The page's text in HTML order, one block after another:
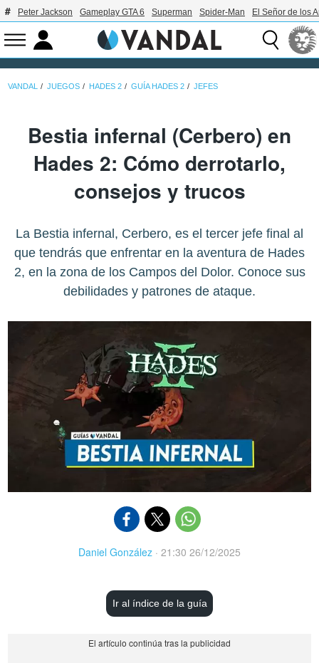
Peter Jackson Gameplay GTA 6 Superman Spider-Man El Señor de los
VANDAL JUEGOS HADES 2 GUÍA HADES 2 JEFES
Bestia infernal (Cerbero) en
Hades 2: Cómo derrotarlo,
consejos y trucos
La Bestia infernal, Cerbero, es el tercer jefe final al
que tendrás que enfrentar en la aventura de Hades
2, en la zona de los Campos del Dolor. Conoce sus
debilidades y patrones de ataque.
Daniel González · 21:30 26/12/2025
Ir al índice de la guía